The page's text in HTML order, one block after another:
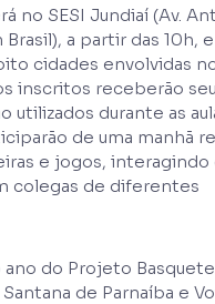
no SESI Jundiaí (Av.
a partir das 10h,
cidades envolvidas
inscritos receberão
utilizados durante as
de uma manhã
e jogos, interagindo
colegas de diferentes
do Projeto
de Parnaíba e